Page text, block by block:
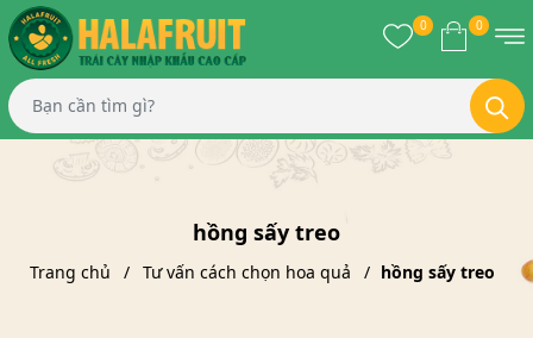
0 0
hồng sấy treo
Trang chủ Tư vấn cách chọn hoa quả hồng sấy treo